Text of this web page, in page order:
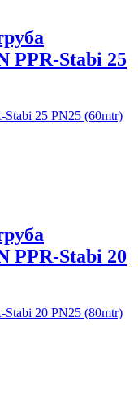
PPR-Stabi 25
25 PN25 (60mtr)
PPR-Stabi 20
20 PN25 (80mtr)